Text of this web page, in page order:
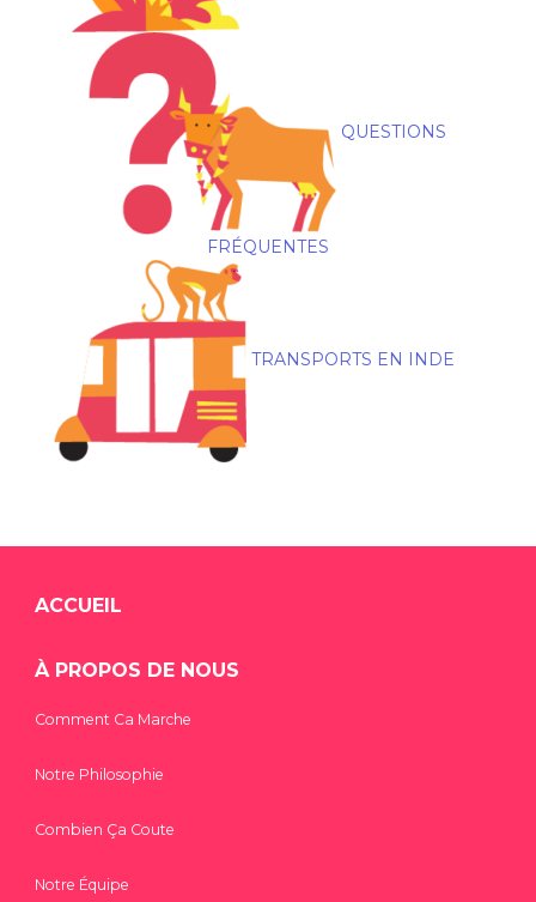
QUESTIONS
FRÉQUENTES
TRANSPORTS EN INDE
ACCUEIL
À PROPOS DE NOUS
Comment Ca Marche
Notre Philosophie
Combien Ça Coute
Notre Équipe